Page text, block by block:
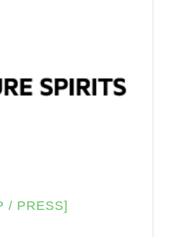
/ PRESS]